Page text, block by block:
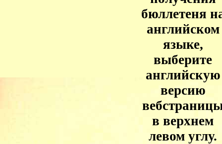
бюллетеня
английском
языке,
выберите
английскую
версию
в верхнем
левом углу.